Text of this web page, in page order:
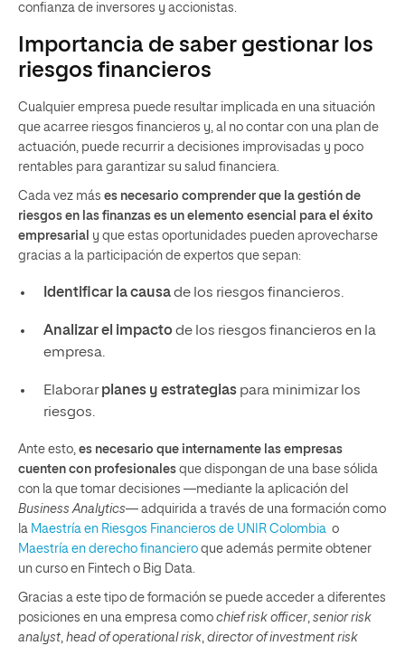
confianza de inversores y accionistas.
Importancia de saber gestionar los
riesgos financieros
Cualquier empresa puede resultar implicada en una situación
que acarree riesgos financieros y, al no contar con una plan de
actuación, puede recurrir a decisiones improvisadas y poco
rentables para garantizar su salud financiera.
Cada vez más es necesario comprender que la gestión de
riesgos en las finanzas es un elemento esencial para el éxito
empresarial y que estas oportunidades pueden aprovecharse
gracias a la participación de expertos que sepan:
Identificar la causade los riesgos financieros.
Analizar el impactode los riesgos financieros en la
empresa.
Elaborarplanes y estrategias para minimizar los
riesgos.
Ante esto, es necesario que internamente las empresas
cuenten con profesionales que dispongan de una base sólida
con la que tomar decisiones —mediante la aplicación del
Business Analytics— adquirida a través de una formación como
la Maestría en Riesgos Financieros de UNIR Colombia o
Maestría en derecho financiero que además permite obtener
un curso en Fintech o Big Data.
Gracias a este tipo de formación se puede acceder a diferentes
posiciones en una empresa como chief risk officer, senior risk
analyst head of operational risk director of investment risk